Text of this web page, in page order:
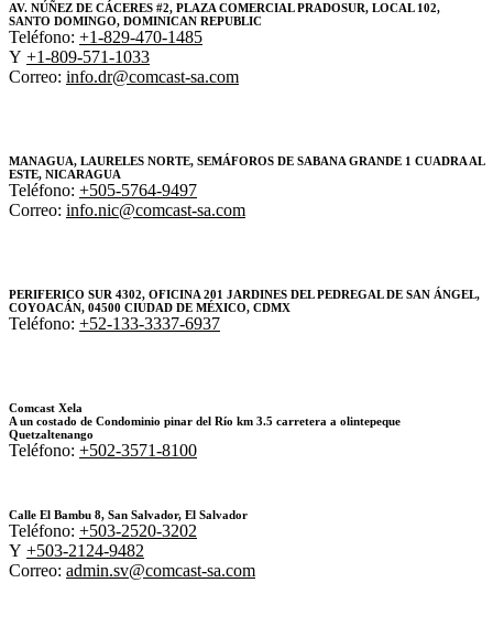
AV. NÚÑEZ DE CÁCERES #2, PLAZA COMERCIAL PRADOSUR, LOCAL 102,
SANTO DOMINGO, DOMINICAN REPUBLIC
Teléfono: +1-829-470-1485
Y +1-809-571-1033
Correo: info.dr@comcast-sa.com
MANAGUA, LAURELES NORTE, SEMÁFOROS DE SABANA GRANDE 1 CUADRA AL
ESTE, NICARAGUA
Teléfono: +505-5764-9497
Correo: info.nic@comcast-sa.com
PERIFERICO SUR 4302, OFICINA 201 JARDINES DEL PEDREGAL DE SAN ÁNGEL,
COYOACÁN, 04500 CIUDAD DE MÉXICO, CDMX
Teléfono: +52-133-3337-6937
Comcast Xela
A un costado de Condominio pinar del Río km 3.5 carretera a olintepeque
Quetzaltenango
Teléfono: +502-3571-8100
Calle El Bambu 8, San Salvador, El Salvador
Teléfono: +503-2520-3202
Y +503-2124-9482
Correo: admin.sv@comcast-sa.com